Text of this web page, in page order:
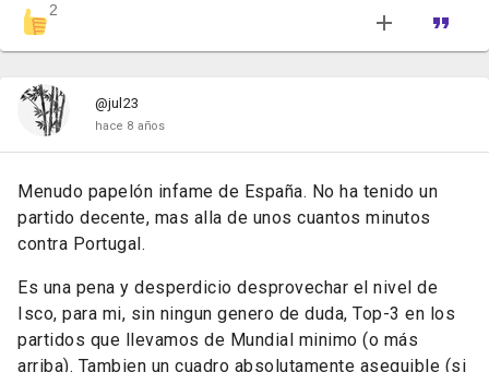
2
@jul23
hace 8 años
Menudo papelón infame de España. No ha tenido un
partido decente, mas alla de unos cuantos minutos
contra Portugal.
Es una pena y desperdicio desprovechar el nivel de
Isco, para mi, sin ningun genero de duda, Top-3 en los
partidos que llevamos de Mundial minimo (o más
arriba). Tambien un cuadro absolutamente asequible (si